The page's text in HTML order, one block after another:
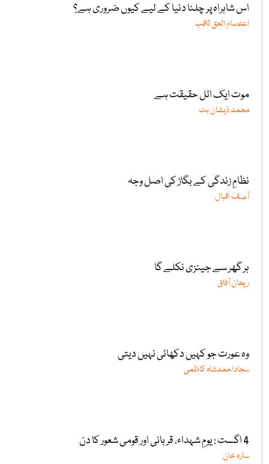
اس شاہراہ پر چلنا دنیا کے لیے کیوں ضروری ہے؟
اعتصام الحق ثاقب
موت ایک اٹل حقیقت ہے
محمد ذیشان بٹ
نظامِ زندگی کے بگاڑ کی اصل وجہ
آصف اقبال
ہر گھر سے جینزی نکلے گا
ریحان آفاق
وہ عورت جو کہیں دکھائی نہیں دیتی
سجاداحمدشاہ کاظمی
4 اگست : یومِ شہداء، قربانی اور قومی شعور کا دن
سارہ خان